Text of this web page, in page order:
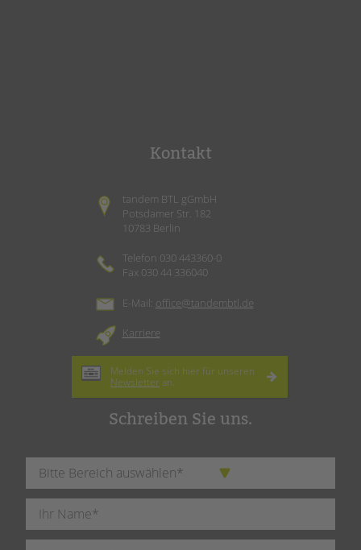
Kontakt
tandem BTL gGmbH
Potsdamer Str. 182
10783 Berlin
Telefon 030 443360-0
Fax 030 44 336040
E-Mail: office@tandembtl.de
Karriere
Melden Sie sich hier für unseren
Newsletter an.
Schreiben Sie uns.